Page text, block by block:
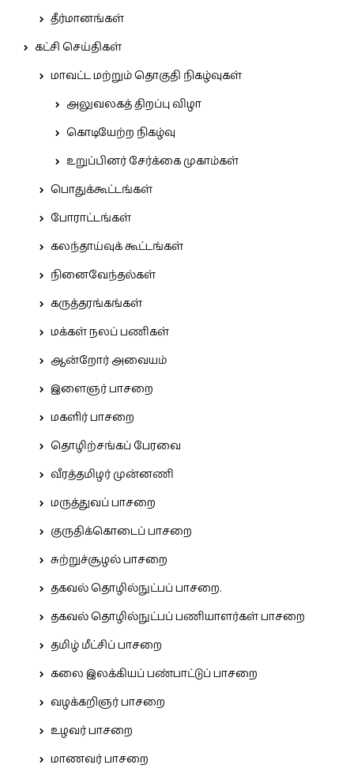
தீர்மானங்கள்
கட்சி செய்திகள்
மாவட்ட மற்றும் தொகுதி நிகழ்வுகள்
அலுவலகத் திறப்பு விழா
கொடியேற்ற நிகழ்வு
உறுப்பினர் சேர்க்கை முகாம்கள்
பொதுக்கூட்டங்கள்
போராட்டங்கள்
கலந்தாய்வுக் கூட்டங்கள்
நினைவேந்தல்கள்
கருத்தரங்கங்கள்
மக்கள் நலப் பணிகள்
ஆன்றோர் அவையம்
இளைஞர் பாசறை
மகளிர் பாசறை
தொழிற்சங்கப் பேரவை
வீரத்தமிழர் முன்னணி
மருத்துவப் பாசறை
குருதிக்கொடைப் பாசறை
சுற்றுச்சூழல் பாசறை
தகவல் தொழில்நுட்பப் பாசறை.
தகவல் தொழில்நுட்பப் பணியாளர்கள் பாசறை
தமிழ் மீட்சிப் பாசறை
கலை இலக்கியப் பண்பாட்டுப் பாசறை
வழக்கறிஞர் பாசறை
உழவர் பாசறை
மாணவர் பாசறை